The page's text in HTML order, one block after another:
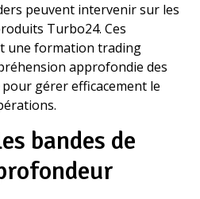
peuvent intervenir sur les
Turbo24. Ces
une formation trading
approfondie des
gérer efficacement le
bandes de